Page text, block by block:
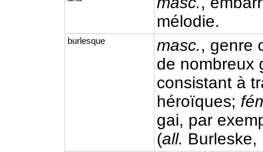
mélodie.
burlesque masc., genre
de nombreux
consistant à
héroïques;
gai, par
(all. Burleske,